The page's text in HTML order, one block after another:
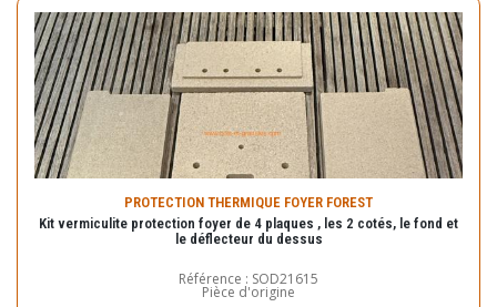
PROTECTION THERMIQUE FOYER FOREST
Kit vermiculite protection foyer de 4 plaques , les 2 cotés, le fond et
le déflecteur du dessus
Référence : SOD21615
Pièce d'origine